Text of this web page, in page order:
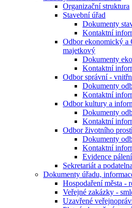
Organizační struktura
Stavební úřad
Dokumenty
Kontaktní
Odbor ekonomický a
majetkový
Dokumenty
Kontaktní
Odbor správní -
Dokumenty
Kontaktní
Odbor kultury a
Dokumenty
Kontaktní
Odbor životního
Dokumenty
Kontaktní
Evidence
Sekretariát a podatelna
Dokumenty úřadu,
Hospodaření města -
Veřejné zakázky -
Uzavřené